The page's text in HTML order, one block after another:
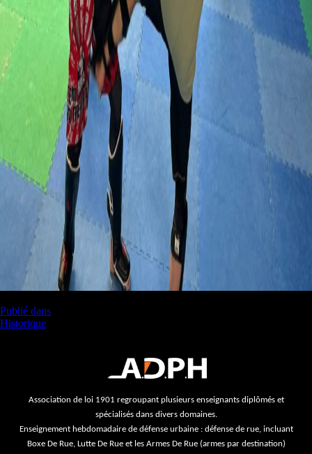
Navigation
de
Publié dans
Historique
Association de loi 1901 regroupant plusieurs enseignants diplômés et
spécialisés dans divers domaines.
Enseignement hebdomadaire de défense urbaine : défense de rue, incluant
Boxe De Rue, Lutte De Rue et les Armes De Rue (armes par destination)